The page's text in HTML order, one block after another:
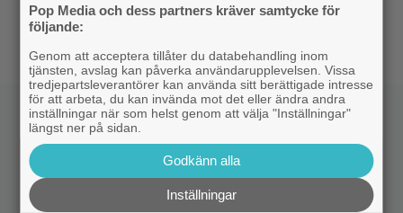
DC| Tidernas 30 bästa superhjältefilmer listade
– ”The Dark Knight” på plats 3
Pop Media och dess partners kräver samtycke för
följande:
Genom att acceptera tillåter du databehandling inom
tjänsten, avslag kan påverka användarupplevelsen. Vissa
tredjepartsleverantörer kan använda sitt berättigade intresse
för att arbeta, du kan invända mot det eller ändra andra
inställningar när som helst genom att välja "Inställningar"
längst ner på sidan.
Godkänn alla
Inställningar